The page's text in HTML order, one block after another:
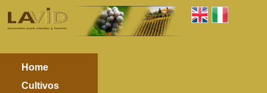
Home
Cultivos